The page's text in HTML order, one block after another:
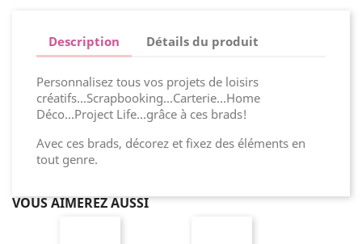
Description Détails du produit
Personnalisez tous vos projets de loisirs
créatifs...Scrapbooking...Carterie...Home
Déco...Project Life...grâce à ces brads!
Avec ces brads, décorez et fixez des éléments en
tout genre.
VOUS AIMEREZ AUSSI